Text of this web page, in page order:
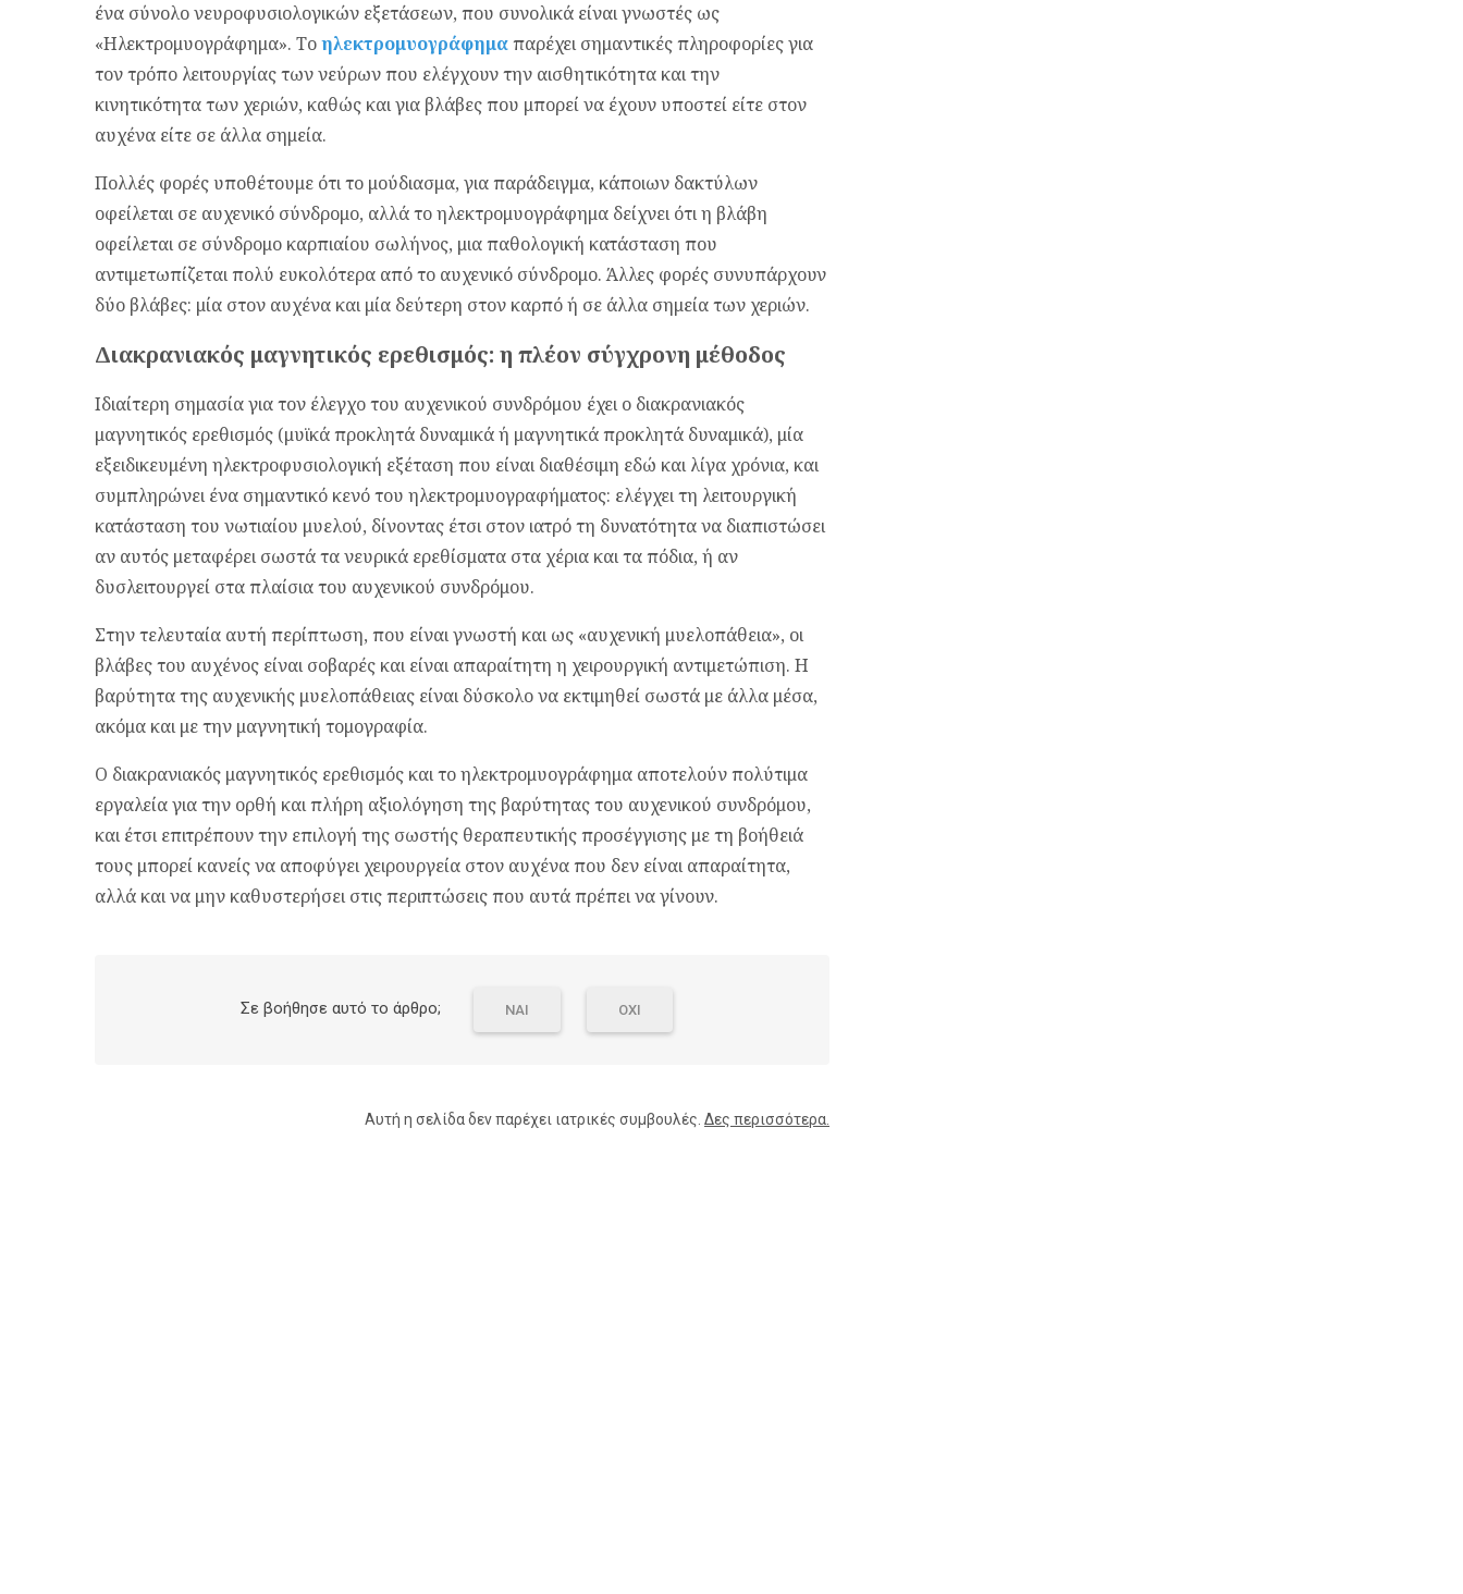
ένα σύνολο νευροφυσιολογικών εξετάσεων, που συνολικά είναι γνωστές ως
«Ηλεκτρομυογράφημα». Τοηλεκτρομυογράφημαπαρέχει σημαντικές πληροφορίες για
τον τρόπο λειτουργίας των νεύρων που ελέγχουν την αισθητικότητα και την
κινητικότητα των χεριών, καθώς και για βλάβες που μπορεί να έχουν υποστεί είτε στον
αυχένα είτε σε άλλα σημεία.
Πολλές φορές υποθέτουμε ότι το μούδιασμα, για παράδειγμα, κάποιων δακτύλων
οφείλεται σε αυχενικό σύνδρομο, αλλά το ηλεκτρομυογράφημα δείχνει ότι η βλάβη
οφείλεται σε σύνδρομο καρπιαίου σωλήνος, μια παθολογική κατάσταση που
αντιμετωπίζεται πολύ ευκολότερα από το αυχενικό σύνδρομο. Άλλες φορές συνυπάρχουν
δύο βλάβες: μία στον αυχένα και μία δεύτερη στον καρπό ή σε άλλα σημεία των χεριών.
Διακρανιακός μαγνητικός ερεθισμός: η πλέον σύγχρονη μέθοδος
Ιδιαίτερη σημασία για τον έλεγχο του αυχενικού συνδρόμου έχει ο διακρανιακός
μαγνητικός ερεθισμός (μυϊκά προκλητά δυναμικά ή μαγνητικά προκλητά δυναμικά), μία
εξειδικευμένη ηλεκτροφυσιολογική εξέταση που είναι διαθέσιμη εδώ και λίγα χρόνια, και
συμπληρώνει ένα σημαντικό κενό του ηλεκτρομυογραφήματος: ελέγχει τη λειτουργική
κατάσταση του νωτιαίου μυελού, δίνοντας έτσι στον ιατρό τη δυνατότητα να διαπιστώσει
αν αυτός μεταφέρει σωστά τα νευρικά ερεθίσματα στα χέρια και τα πόδια, ή αν
δυσλειτουργεί στα πλαίσια του αυχενικού συνδρόμου.
Στην τελευταία αυτή περίπτωση, που είναι γνωστή και ως «αυχενική μυελοπάθεια», οι
βλάβες του αυχένος είναι σοβαρές και είναι απαραίτητη η χειρουργική αντιμετώπιση. Η
βαρύτητα της αυχενικής μυελοπάθειας είναι δύσκολο να εκτιμηθεί σωστά με άλλα μέσα,
ακόμα και με την μαγνητική τομογραφία.
Ο διακρανιακός μαγνητικός ερεθισμός και το ηλεκτρομυογράφημα αποτελούν πολύτιμα
εργαλεία για την ορθή και πλήρη αξιολόγηση της βαρύτητας του αυχενικού συνδρόμου,
και έτσι επιτρέπουν την επιλογή της σωστής θεραπευτικής προσέγγισης με τη βοήθειά
τους μπορεί κανείς να αποφύγει χειρουργεία στον αυχένα που δεν είναι απαραίτητα,
αλλά και να μην καθυστερήσει στις περιπτώσεις που αυτά πρέπει να γίνουν.
Σε βοήθησε αυτό το άρθρο; ΝΑΙ ΟΧΙ
Αυτή η σελίδα δεν παρέχει ιατρικές συμβουλές. Δες περισσότερα.